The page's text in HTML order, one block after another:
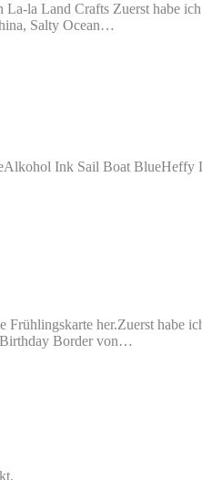
La-la Land Crafts Zuerst habe
Salty Ocean…
Ink Sail Boat BlueHeffy
her.Zuerst habe
Birthday Border von…